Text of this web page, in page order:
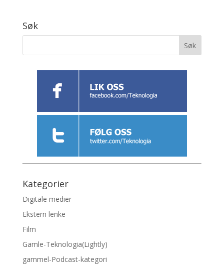
Søk
Kategorier
Digitale medier
Ekstern lenke
Film
Gamle-Teknologia(Lightly)
gammel-Podcast-kategori